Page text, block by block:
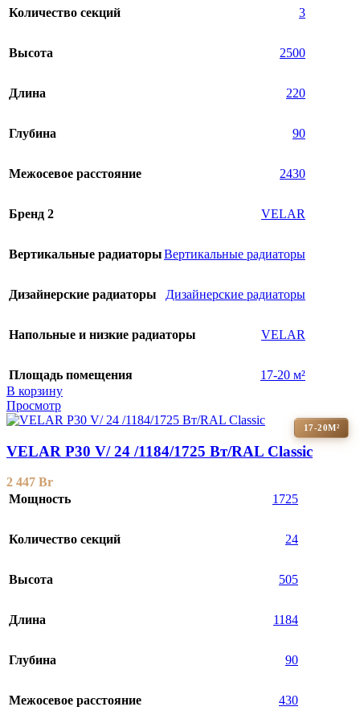
Количество секций 3
Высота 2500
Длина 220
Глубина 90
Межосевое расстояние 2430
Бренд 2 VELAR
Вертикальные радиаторыВертикальные радиаторы
Дизайнерские радиаторы Дизайнерские радиаторы
Напольные и низкие радиаторы VELAR
Площадь помещения
17-20 м²
В корзину
Просмотр
17-20М²
VELAR P30 V/ 24 /1184/1725 Вт/RAL Classic
2 447 Br
Мощность
1725
Количество секций 24
Высота 505
Длина 1184
Глубина 90
Межосевое расстояние 430